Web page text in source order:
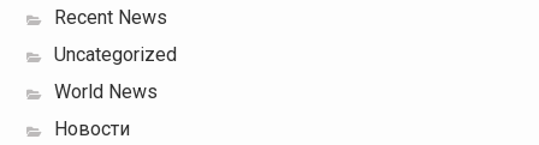
Recent News
Uncategorized
World News
Новости